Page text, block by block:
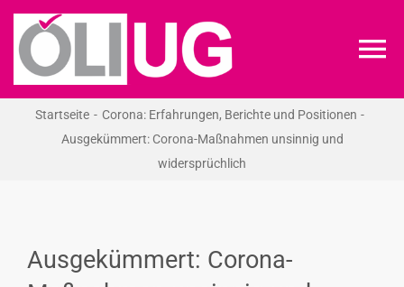
Zum
Inhalt
springen
ÖLI-UG
Startseite
Corona: Erfahrungen, Berichte und Positionen
Ausgekümmert: Corona-Maßnahmen unsinnig und
widersprüchlich
Ausgekümmert: Corona-